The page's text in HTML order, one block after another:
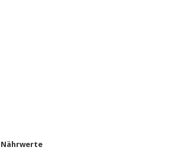
Nährwerte